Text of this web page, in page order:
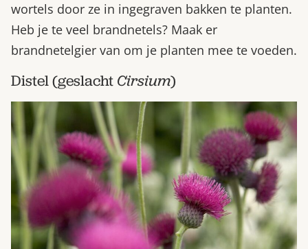
wortels door ze in ingegraven bakken te planten.
Heb je te veel brandnetels? Maak er
brandnetelgier van om je planten mee te voeden.
Distel (geslacht Cirsium)